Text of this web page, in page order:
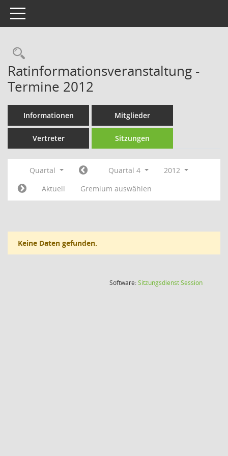
Toggle navigation
Rechercheauswahl
Ratinformationsveranstaltung -
Termine 2012
Informationen Mitglieder
Vertreter Sitzungen
Quartal Quartal 4
2012
Aktuell
Gremium auswählen
Keine Daten gefunden.
Software:SitzungsdienstSession(Wird in